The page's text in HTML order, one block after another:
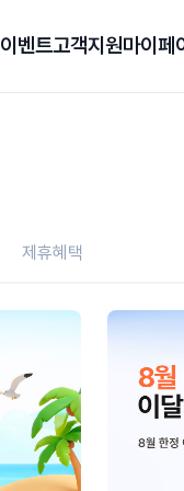
이벤트고객지원마이페
제휴혜택